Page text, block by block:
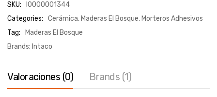
SKU:
I0000001344
Categories:
Cerámica, Maderas El Bosque, Morteros Adhesivos
Tag:
Maderas El Bosque
Brands: Intaco
Valoraciones (0) Brands (1)